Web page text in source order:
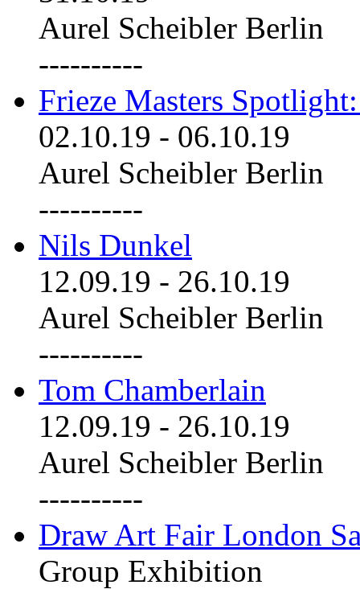
Aurel Scheibler Berlin
----------
Frieze Masters
02.10.19 - 06.10.19
Aurel Scheibler Berlin
----------
Nils Dunkel
12.09.19 - 26.10.19
Aurel Scheibler Berlin
----------
Tom Chamberlain
12.09.19 - 26.10.19
Aurel Scheibler Berlin
----------
Draw Art Fair London
Group Exhibition